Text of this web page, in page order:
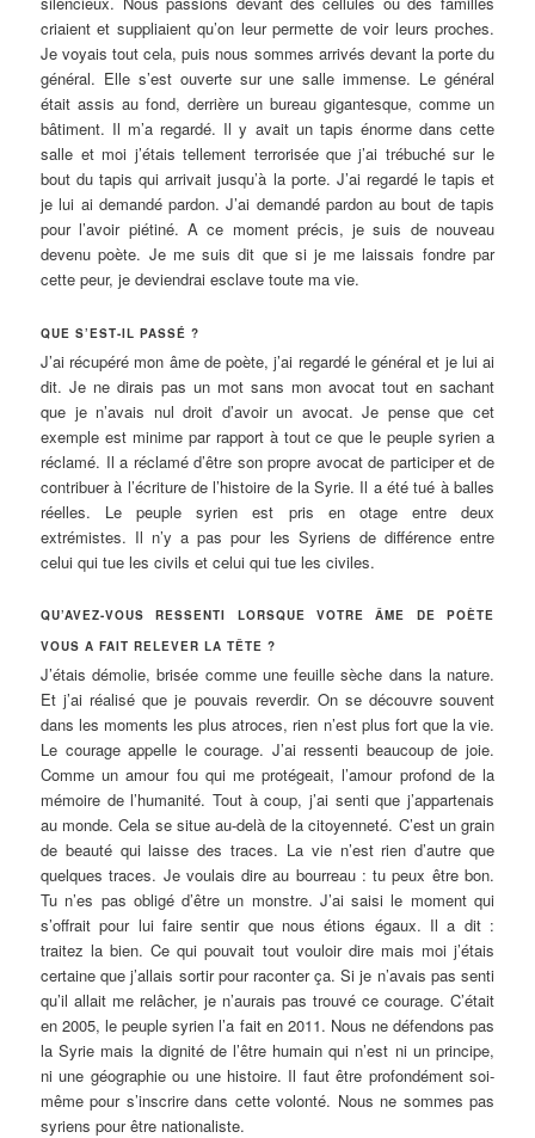
criaient et suppliaient qu’on leur permette de voir leurs proches.
Je voyais tout cela, puis nous sommes arrivés devant la porte du
général. Elle s’est ouverte sur une salle immense. Le général
était assis au fond, derrière un bureau gigantesque, comme un
bâtiment. Il m’a regardé. Il y avait un tapis énorme dans cette
salle et moi j’étais tellement terrorisée que j’ai trébuché sur le
bout du tapis qui arrivait jusqu’à la porte. J’ai regardé le tapis et
je lui ai demandé pardon. J’ai demandé pardon au bout de tapis
pour l’avoir piétiné. A ce moment précis, je suis de nouveau
devenu poète. Je me suis dit que si je me laissais fondre par
cette peur, je deviendrai esclave toute ma vie.
QUE S’EST-IL PASSÉ ?
J’ai récupéré mon âme de poète, j’ai regardé le général et je lui ai
dit. Je ne dirais pas un mot sans mon avocat tout en sachant
que je n’avais nul droit d’avoir un avocat. Je pense que cet
exemple est minime par rapport à tout ce que le peuple syrien a
réclamé. Il a réclamé d’être son propre avocat de participer et de
contribuer à l’écriture de l’histoire de la Syrie. Il a été tué à balles
réelles. Le peuple syrien est pris en otage entre deux
extrémistes. Il n’y a pas pour les Syriens de différence entre
celui qui tue les civils et celui qui tue les civiles.
QU’AVEZ-VOUS RESSENTI LORSQUE VOTRE ÂME DE POÈTE
VOUS A FAIT RELEVER LA TÊTE ?
J’étais démolie, brisée comme une feuille sèche dans la nature.
Et j’ai réalisé que je pouvais reverdir. On se découvre souvent
dans les moments les plus atroces, rien n’est plus fort que la vie.
Le courage appelle le courage. J’ai ressenti beaucoup de joie.
Comme un amour fou qui me protégeait, l’amour profond de la
mémoire de l’humanité. Tout à coup, j’ai senti que j’appartenais
au monde. Cela se situe au-delà de la citoyenneté. C’est un grain
de beauté qui laisse des traces. La vie n’est rien d’autre que
quelques traces. Je voulais dire au bourreau : tu peux être bon.
Tu n’es pas obligé d’être un monstre. J’ai saisi le moment qui
s’offrait pour lui faire sentir que nous étions égaux. Il a dit :
traitez la bien. Ce qui pouvait tout vouloir dire mais moi j’étais
certaine que j’allais sortir pour raconter ça. Si je n’avais pas senti
qu’il allait me relâcher, je n’aurais pas trouvé ce courage. C’était
en 2005, le peuple syrien l’a fait en 2011. Nous ne défendons pas
la Syrie mais la dignité de l’être humain qui n’est ni un principe,
ni une géographie ou une histoire. Il faut être profondément soi-
même pour s’inscrire dans cette volonté. Nous ne sommes pas
syriens pour être nationaliste.